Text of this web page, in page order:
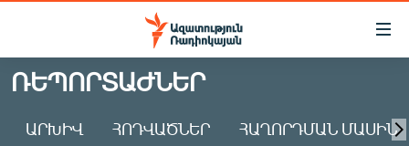
Մատչելիության
Անցնել
հիմնական
Անցնել
ԱԶԱՏՈՒԹՅՈՒՆ TV
ՀԱՅԱՍՏԱՆ
ՌԵՊՈՐՏԱԺՆԵՐ
ԱՐԽԻՎ ՀՈԴՎԱԾՆԵՐ ՀԱՂՈՐԴՄԱՆ ՄԱՍԻՆ